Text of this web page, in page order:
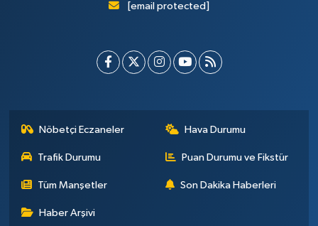
[email protected]
Nöbetçi Eczaneler Hava Durumu
Trafik Durumu Puan Durumu ve Fikstür
Tüm Manşetler Son Dakika Haberleri
Haber Arşivi